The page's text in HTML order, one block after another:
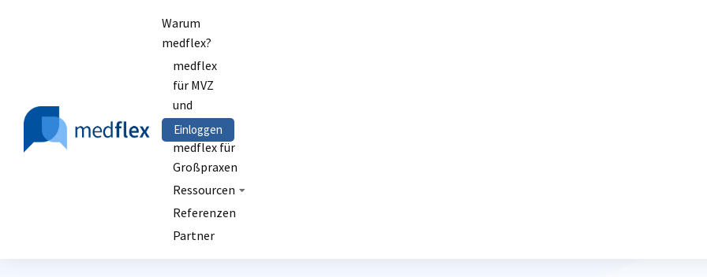
Warum
medflex?
medflex
für MVZ
und
Kliniken
medflex für
Großpraxen
Ressourcen
Referenzen
Partner
Einloggen